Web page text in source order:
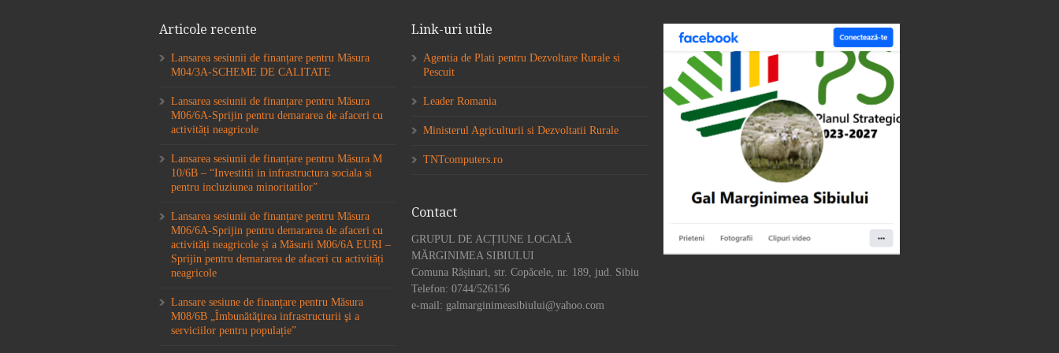
Articole recente
Lansarea sesiunii de finanțare pentru Măsura
M04/3A-SCHEME DE CALITATE
Lansarea sesiunii de finanțare pentru Măsura
M06/6A-Sprijin pentru demararea de afaceri cu
activități neagricole
Lansarea sesiunii de finanțare pentru Măsura M
10/6B – “Investitii in infrastructura sociala si
pentru incluziunea minoritatilor”
Lansarea sesiunii de finanțare pentru Măsura
M06/6A-Sprijin pentru demararea de afaceri cu
activități neagricole și a Măsurii M06/6A EURI –
Sprijin pentru demararea de afaceri cu activități
neagricole
Lansare sesiune de finanțare pentru Măsura
M08/6B „Îmbunătăţirea infrastructurii şi a
serviciilor pentru populație”
Link-uri utile
Agentia de Plati pentru Dezvoltare Rurale si
Pescuit
Leader Romania
Ministerul Agriculturii si Dezvoltatii Rurale
TNTcomputers.ro
Contact
GRUPUL DE ACȚIUNE LOCALĂ
MĂRGINIMEA SIBIULUI
Comuna Rășinari, str. Copăcele, nr. 189, jud. Sibiu
Telefon: 0744/526156
e-mail: galmarginimeasibiului@yahoo.com